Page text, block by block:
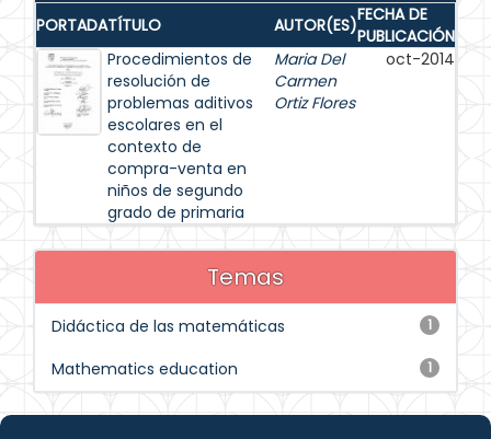
PORTADATÍTULO AUTOR(ES)FECHA DE
PUBLICACIÓN
Procedimientos de
resolución de
problemas aditivos
escolares en el
contexto de
compra-venta en
niños de segundo
grado de primaria
Maria Del
Carmen
Ortiz Flores
oct-2014
Temas
1
Didáctica de las matemáticas
1
Mathematics education